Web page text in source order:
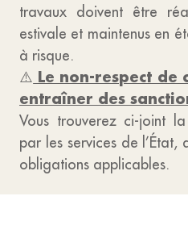
travaux doivent être
estivale et maintenus en
à risque.
⚠️ Le non-respect de
entraîner des
Vous trouverez ci-joint
par les services de l’État,
obligations applicables.